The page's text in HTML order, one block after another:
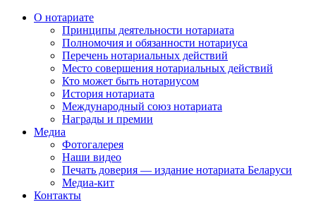
О нотариате
Принципы деятельности нотариата
Полномочия и обязанности нотариуса
Перечень нотариальных действий
Место совершения нотариальных действий
Кто может быть нотариусом
История нотариата
Международный союз нотариата
Награды и премии
Медиа
Фотогалерея
Наши видео
Печать доверия — издание нотариата Беларуси
Медиа-кит
Контакты